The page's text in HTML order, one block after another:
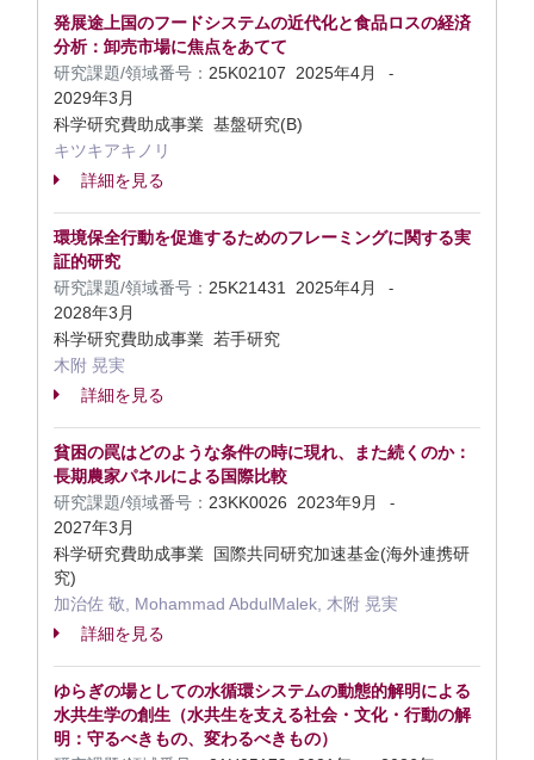
発展途上国のフードシステムの近代化と食品ロスの経済
分析：卸売市場に焦点をあてて
研究課題/領域番号： 25K02107 2025年4月 -
2029年3月
科学研究費助成事業 基盤研究(B)
キツキアキノリ
詳細を見る
環境保全行動を促進するためのフレーミングに関する実
証的研究
研究課題/領域番号： 25K21431 2025年4月 -
2028年3月
科学研究費助成事業 若手研究
木附 晃実
詳細を見る
貧困の罠はどのような条件の時に現れ、また続くのか：
長期農家パネルによる国際比較
研究課題/領域番号： 23KK0026 2023年9月 -
2027年3月
科学研究費助成事業 国際共同研究加速基金(海外連携研
究)
加治佐 敬, Mohammad AbdulMalek, 木附 晃実
詳細を見る
ゆらぎの場としての水循環システムの動態的解明による
水共生学の創生（水共生を支える社会・文化・行動の解
明：守るべきもの、変わるべきもの）